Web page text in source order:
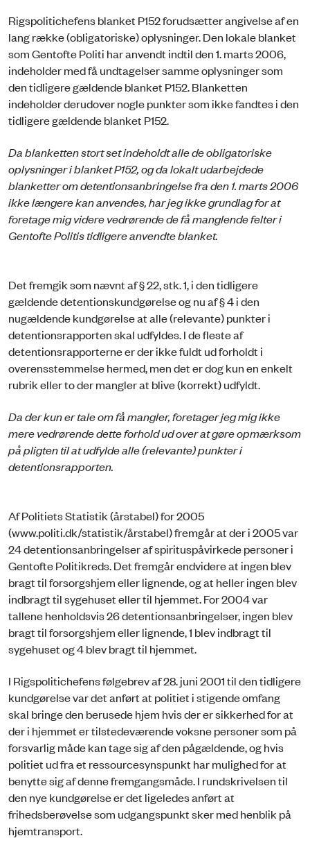
Rigspolitichefens blanket P152 forudsætter angivelse af en
lang række (obligatoriske) oplysninger. Den lokale blanket
som Gentofte Politi har anvendt indtil den 1. marts 2006,
indeholder med få undtagelser samme oplysninger som
den tidligere gældende blanket P152. Blanketten
indeholder derudover nogle punkter som ikke fandtes i den
tidligere gældende blanket P152.
Da blanketten stort set indeholdt alle de obligatoriske
oplysninger i blanket P152, og da lokalt udarbejdede
blanketter om detentionsanbringelse fra den 1. marts 2006
ikke længere kan anvendes, har jeg ikke grundlag for at
foretage mig videre vedrørende de få manglende felter i
Gentofte Politis tidligere anvendte blanket.
Det fremgik som nævnt af § 22, stk. 1, i den tidligere
gældende detentionskundgørelse og nu af § 4 i den
nugældende kundgørelse at alle (relevante) punkter i
detentionsrapporten skal udfyldes. I de fleste af
detentionsrapporterne er der ikke fuldt ud forholdt i
overensstemmelse hermed, men det er dog kun en enkelt
rubrik eller to der mangler at blive (korrekt) udfyldt.
Da der kun er tale om få mangler, foretager jeg mig ikke
mere vedrørende dette forhold ud over at gøre opmærksom
på pligten til at udfylde alle (relevante) punkter i
detentionsrapporten.
Af Politiets Statistik (årstabel) for 2005
(www.politi.dk/statistik/årstabel) fremgår at der i 2005 var
24 detentionsanbringelser af spirituspåvirkede personer i
Gentofte Politikreds. Det fremgår endvidere at ingen blev
bragt til forsorgshjem eller lignende, og at heller ingen blev
indbragt til sygehuset eller til hjemmet. For 2004 var
tallene henholdsvis 26 detentionsanbringelser, ingen blev
bragt til forsorgshjem eller lignende, 1 blev indbragt til
sygehuset og 4 blev bragt til hjemmet.
I Rigspolitichefens følgebrev af 28. juni 2001 til den tidligere
kundgørelse var det anført at politiet i stigende omfang
skal bringe den berusede hjem hvis der er sikkerhed for at
der i hjemmet er tilstedeværende voksne personer som på
forsvarlig måde kan tage sig af den pågældende, og hvis
politiet ud fra et ressourcesynspunkt har mulighed for at
benytte sig af denne fremgangsmåde. I rundskrivelsen til
den nye kundgørelse er det ligeledes anført at
frihedsberøvelse som udgangspunkt sker med henblik på
hjemtransport.